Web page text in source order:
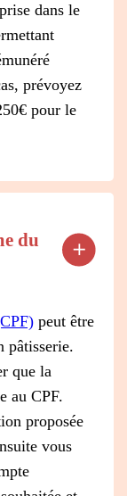
dans le
prévoyez
pour le
du
peut être
pâtisserie.
que la
au CPF.
proposée
vous